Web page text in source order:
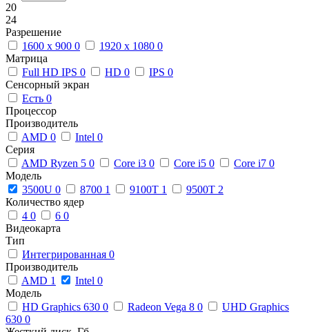
20
24
Разрешение
1600 x 900 0 1920 x 1080 0
Матрица
Full HD IPS 0 HD 0 IPS 0
Сенсорный экран
Есть 0
Процессор
Производитель
AMD 0 Intel 0
Серия
AMD Ryzen 5 0 Core i3 0 Core i5 0 Core i7 0
Модель
3500U 0 8700 1 9100T 1 9500T 2
Количество ядер
4 0 6 0
Видеокарта
Тип
Интегрированная 0
Производитель
AMD 1 Intel 0
Модель
HD Graphics 630 0 Radeon Vega 8 0
UHD Graphics
630 0